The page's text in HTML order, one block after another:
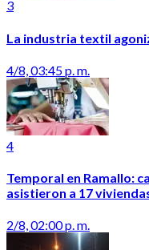
3
La industria textil
4/8, 03:45 p. m.
4
Temporal en Ramallo:
asistieron a 17
2/8, 02:00 p. m.